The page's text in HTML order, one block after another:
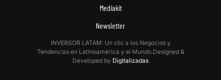
Mediakit
Newsletter
INVERSOR LATAM: Un clic a los Negocios y
Tendencias en Latinoamérica y el Mundo.Designed &
Developed by Digitalizadas